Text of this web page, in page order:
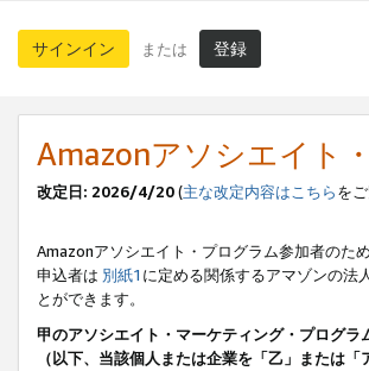
サインイン または 登録
Amazonアソシエイト
改定日: 2026/4/20(主な改定内容はこちらを
Amazonアソシエイト・プログラム参加者のた
申込者は 別紙1 に定める関係するアマゾンの法
とができます。
甲のアソシエイト・マーケティング・プログ
（以下、当該個人または企業を「乙」または